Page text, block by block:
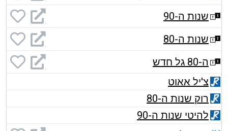
שנות ה-90
שנות ה-80
ה-80 גל חדש
צ'יל אאוט
רוק שנות ה-80
להיטי שנות ה-90